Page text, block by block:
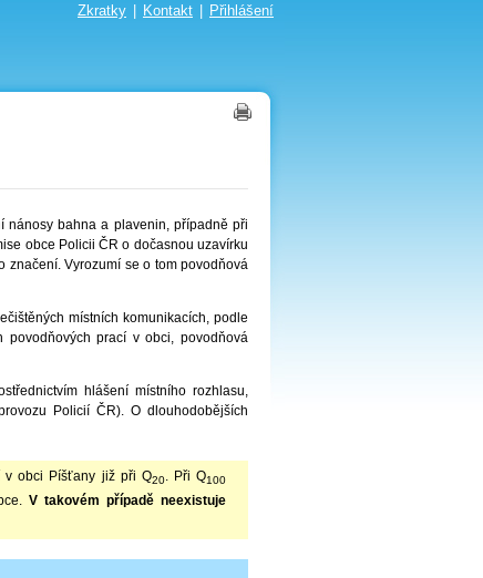
Zkratky Kontakt Přihlášení
nánosy bahna a plavenin, případně při
obce Policii ČR o dočasnou uzavírku
značení. Vyrozumí se o tom povodňová
místních komunikacích, podle
prací v obci, povodňová
hlášení místního rozhlasu,
Policií ČR). O dlouhodobějších
v obci Píšťany již při Q20. Při Q100
V takovém případě neexistuje